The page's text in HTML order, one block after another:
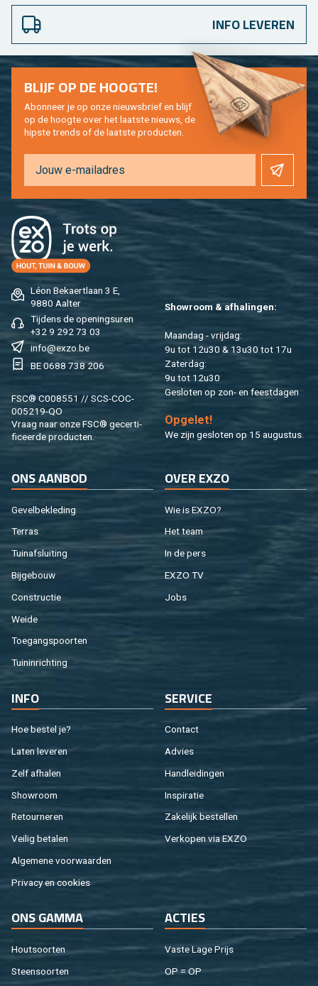
INFO LEVEREN
Léon Be­kaert­laan 3 E,
9880 Aal­ter
Tij­dens de ope­nings­uren
+32 9 292 73 03
info@​exzo.​be
BE 0688 738 206
FSC® C008551 // SCS-COC-
005219-QO
Vraag naar onze FSC® ge­cer­ti­
fi­ceer­de pro­duc­ten.
Show­room & af­ha­lin­gen:
Maan­dag - vrij­dag:
9u tot 12u30 & 13u30 tot 17u
Za­ter­dag:
9u tot 12u30
Ge­slo­ten op zon- en feest­da­gen
Op­ge­let!
We zijn ge­slo­ten op 15 au­gus­tus.
BLIJF OP DE HOOG­TE!
Abon­neer je op onze nieuws­brief en blijf
op de hoog­te over het laat­ste nieuws, de
hip­s­te trends of de laat­ste pro­duc­ten.
ONS AAN­BOD
Ge­vel­be­kle­ding
Ter­ras
Tuin­af­slui­ting
Bij­ge­bouw
Con­struc­tie
Weide
Toe­gangs­poor­ten
Tuin­in­rich­ting
OVER EXZO
Wie is EXZO?
Het team
In de pers
EXZO TV
Jobs
INFO
Hoe be­stel je?
Laten le­ve­ren
Zelf af­ha­len
Show­room
Re­tour­ne­ren
Vei­lig be­ta­len
Al­ge­me­ne voor­waar­den
Pri­va­cy en coo­kies
SER­VI­CE
Con­tact
Ad­vies
Hand­lei­din­gen
In­spi­ra­tie
Za­ke­lijk be­stel­len
Ver­ko­pen via EXZO
ONS GAMMA
Hout­soor­ten
Steen­soor­ten
AC­TIES
Vaste Lage Prijs
OP = OP